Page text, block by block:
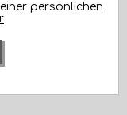
persönlichen